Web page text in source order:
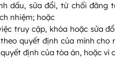
dấu, sửa đổi, từ chối đăng
nhiệm; hoặc
truy cập, khóa hoặc sửa
theo quyết định của mình
định của tòa án, hoặc vì